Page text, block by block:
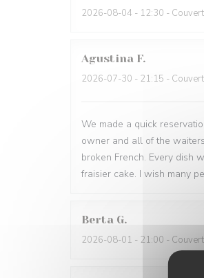
2026-08-04 - 12:30 -
Agustina F
2026-07-30 - 21:15 -
We made a quick
owner and all of the
broken French. Every dish
fraisier cake. I wish many
Berta G
2026-08-01 - 21:00 -